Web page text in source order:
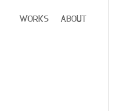
WORKS ABOUT